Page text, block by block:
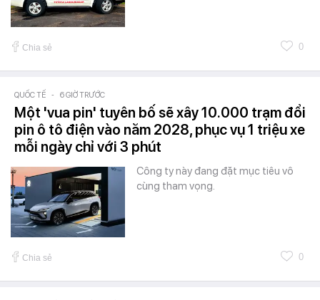
Chia sẻ 0
QUỐC TẾ - 6 GIỜ TRƯỚC
Một 'vua pin' tuyên bố sẽ xây 10.000 trạm đổi
pin ô tô điện vào năm 2028, phục vụ 1 triệu xe
mỗi ngày chỉ với 3 phút
Công ty này đang đặt mục tiêu vô
cùng tham vọng.
Chia sẻ 0